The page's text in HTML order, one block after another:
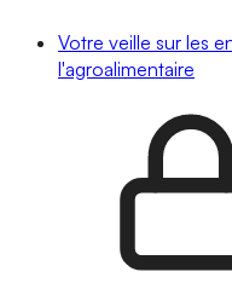
Votre veille sur les
l'agroalimentaire